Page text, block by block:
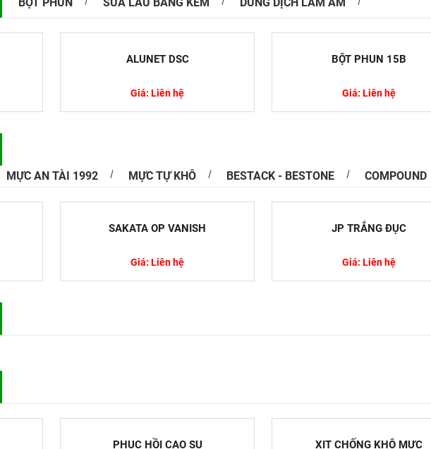
ALUNET DSC
Giá: Liên hệ
BỘT PHUN 15B
Giá: Liên hệ
MỰC AN TÀI 1992 MỰC TỰ KHÔ BESTACK - BESTONE COMPOUND
SAKATA OP VANISH
Giá: Liên hệ
JP TRẮNG ĐỤC
Giá: Liên hệ
PHỤC HỒI CAO SU XỊT CHỐNG KHÔ MỰC
NMP Là Gì? Khám Phá Toàn Diện Tính Chất, Ứng Dụng
Và Cách Sử Dụng An Toàn
và pha trộn màu sắc trong sản xuất. Màu sắc không chỉ ảnh